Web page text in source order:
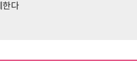
한다